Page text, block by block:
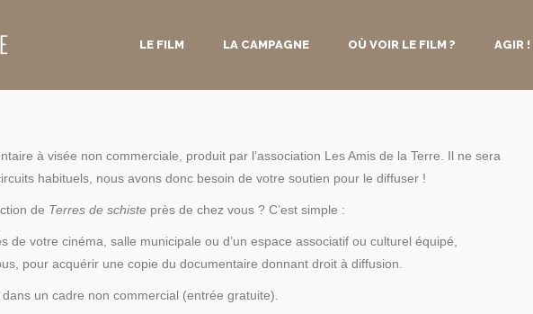
LE FILM LA CAMPAGNE OÙ VOIR LE FILM ? AGIR !
à visée non commerciale, produit par l’association Les Amis de la Terre. Il ne sera
habituels, nous avons donc besoin de votre soutien pour le diffuser !
de Terres de schiste près de chez vous ? C’est simple :
de votre cinéma, salle municipale ou d’un espace associatif ou culturel équipé,
pour acquérir une copie du documentaire donnant droit à diffusion.
un cadre non commercial (entrée gratuite).